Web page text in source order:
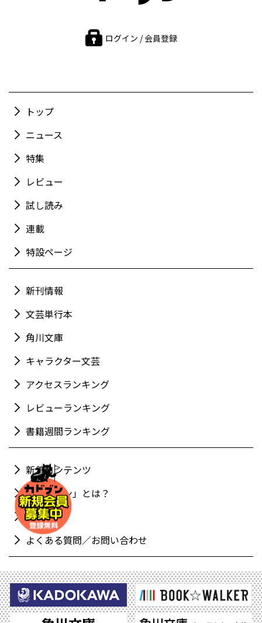
ログイン / 会員登録
トップ
ニュース
特集
レビュー
試し読み
連載
特設ページ
新刊情報
文芸単行本
角川文庫
キャラクター文芸
アクセスランキング
レビューランキング
書籍週間ランキング
新着コンテンツ
「カドブン」とは？
利用規約
よくある質問／お問い合わせ